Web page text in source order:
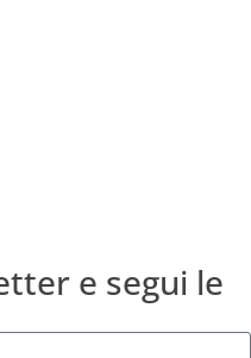
e segui le